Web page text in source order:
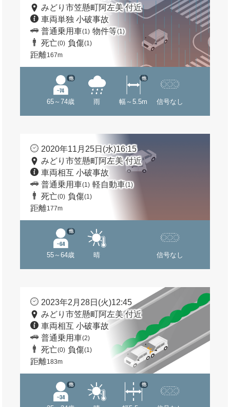
みどり市笠懸町阿左美 付近
車両単独 小破事故
普通乗用車(1) 物件等(1)
死亡(0) 負傷(1)
距離167m
65～74歳
他
雨 幅～5.5m
他
信号なし
2020年11月25日(水)16:15
みどり市笠懸町阿左美 付近
車両相互 小破事故
普通乗用車(1) 軽自動車(1)
死亡(0) 負傷(1)
距離177m
55～64歳
他
晴 信号なし
2023年2月28日(火)12:45
みどり市笠懸町阿左美 付近
車両相互 小破事故
普通乗用車(2)
死亡(0) 負傷(1)
距離183m
他 他